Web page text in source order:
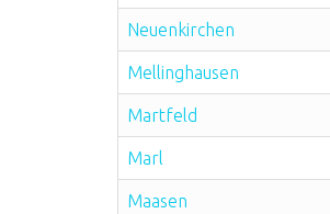
Neuenkirchen
Mellinghausen
Martfeld
Marl
Maasen